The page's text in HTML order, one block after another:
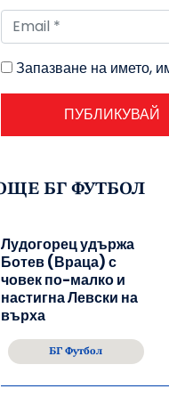
Запазване на името,
БГ ФУТБОЛ
Лудогорец удържа
Ботев (Враца) с
човек по-малко и
настигна Левски на
върха
БГ Футбол